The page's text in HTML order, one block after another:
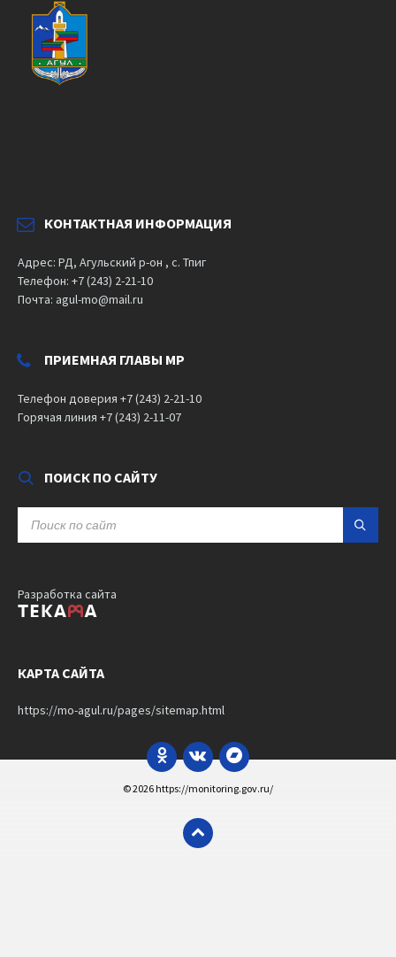
КОНТАКТНАЯ ИНФОРМАЦИЯ
Адрес: РД, Агульский р-он , с. Тпиг
Телефон: +7 (243) 2-21-10
Почта: agul-mo@mail.ru
ПРИЕМНАЯ ГЛАВЫ МР
Телефон доверия +7 (243) 2-21-10
Горячая линия +7 (243) 2-11-07
ПОИСК ПО САЙТУ
Разработка сайта
КАРТА САЙТА
https://mo-agul.ru/pages/sitemap.html
Odnoklassniki
VK Bandcamp
© 2026 https://monitoring.gov.ru/